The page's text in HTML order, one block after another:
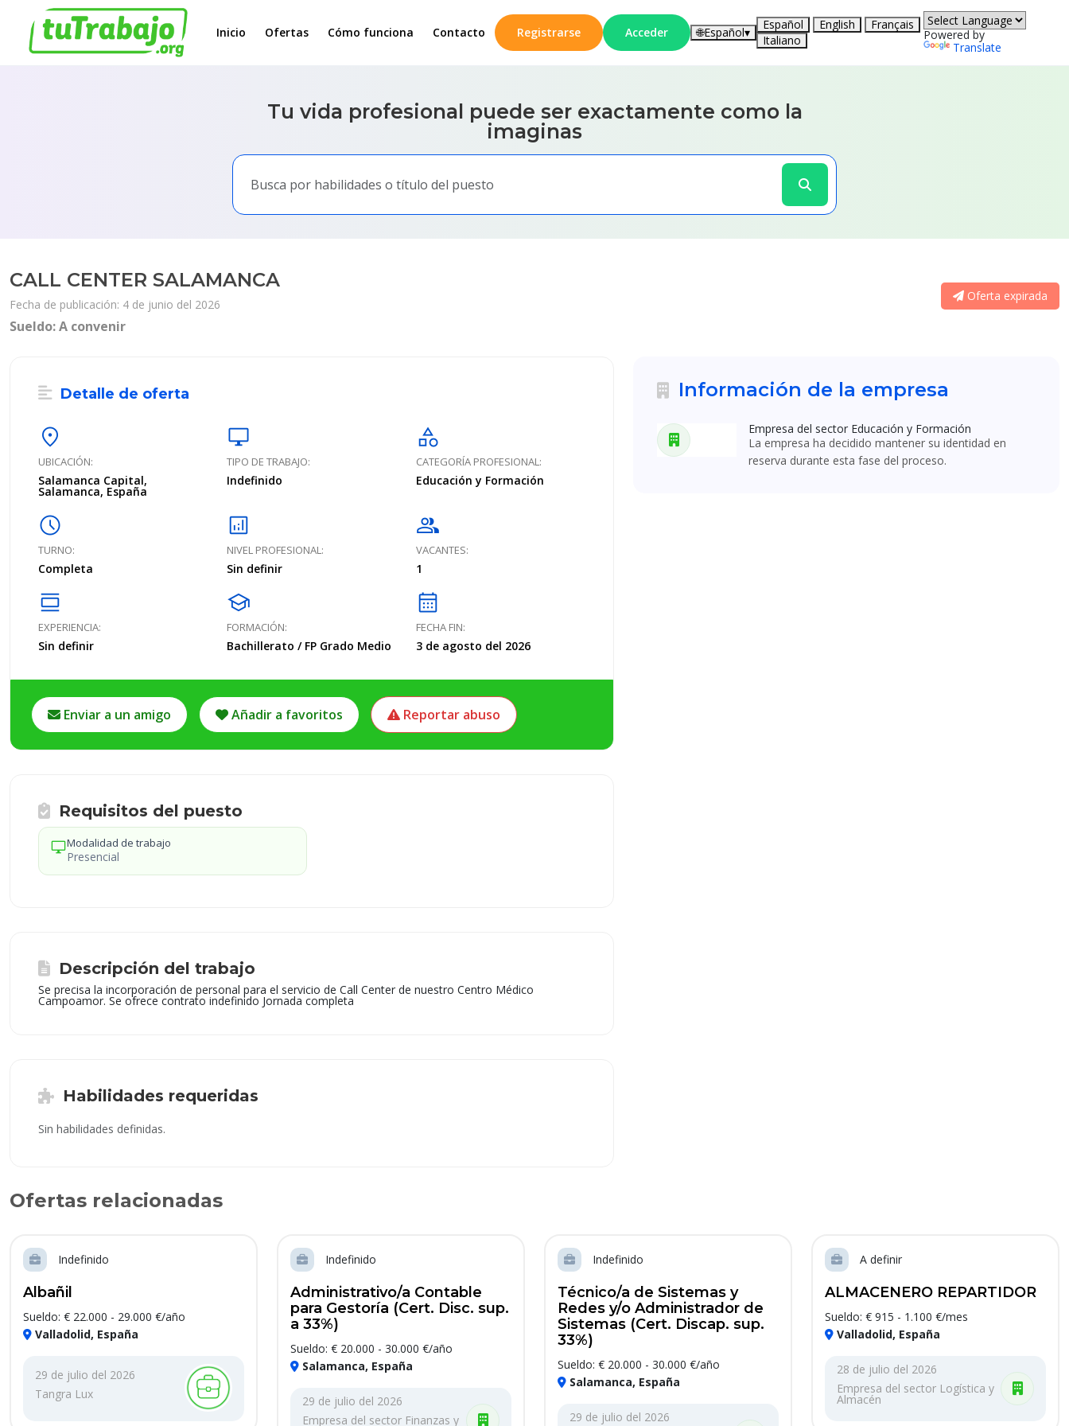
Inicio Ofertas Cómo funciona Contacto Registrarse Acceder 🌐Español▾
Español English
Français
Italiano
Powered by
Translate
Tu vida profesional puede ser exactamente como la
imaginas
CALL CENTER SALAMANCA
Fecha de publicación: 4 de junio del 2026
Sueldo: A convenir
Oferta expirada
Detalle de oferta
location_on
UBICACIÓN:
Salamanca Capital,
Salamanca, España
desktop_windows
TIPO DE TRABAJO:
Indefinido
category
CATEGORÍA PROFESIONAL:
Educación y Formación
schedule
TURNO:
Completa
analytics
NIVEL PROFESIONAL:
Sin definir
group
VACANTES:
1
calendar_view_day
EXPERIENCIA:
Sin definir
school
FORMACIÓN:
Bachillerato / FP Grado Medio
calendar_month
FECHA FIN:
3 de agosto del 2026
Enviar a un amigo Añadir a favoritos Reportar abuso
Requisitos del puesto
desktop_windowsModalidad de trabajo
Presencial
Descripción del trabajo
Se precisa la incorporación de personal para el servicio de Call Center de nuestro Centro Médico
Campoamor. Se ofrece contrato indefinido Jornada completa
Habilidades requeridas
Sin habilidades definidas.
Información de la empresa
Empresa del sector Educación y Formación
La empresa ha decidido mantener su identidad en
reserva durante esta fase del proceso.
Ofertas relacionadas
Indefinido
Albañil
Sueldo: € 22.000 - 29.000 €/año
Valladolid, España
29 de julio del 2026
Tangra Lux
Indefinido
Administrativo/a Contable
para Gestoría (Cert. Disc. sup.
a 33%)
Sueldo: € 20.000 - 30.000 €/año
Salamanca, España
29 de julio del 2026
Empresa del sector Finanzas y
Indefinido
Técnico/a de Sistemas y
Redes y/o Administrador de
Sistemas (Cert. Discap. sup.
33%)
Sueldo: € 20.000 - 30.000 €/año
Salamanca, España
29 de julio del 2026
A definir
ALMACENERO REPARTIDOR
Sueldo: € 915 - 1.100 €/mes
Valladolid, España
28 de julio del 2026
Empresa del sector Logística y
Almacén